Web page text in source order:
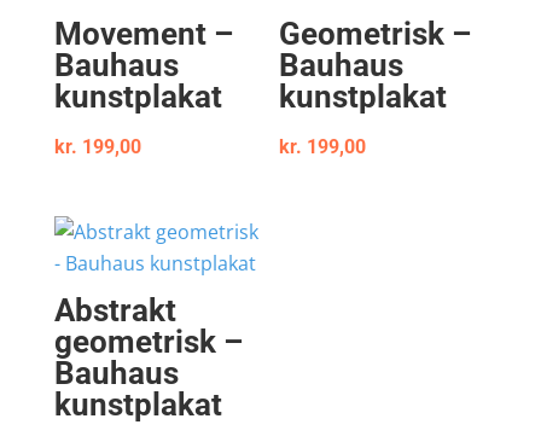
Movement –
Bauhaus
kunstplakat
kr. 199,00
Geometrisk –
Bauhaus
kunstplakat
kr. 199,00
Abstrakt
geometrisk –
Bauhaus
kunstplakat